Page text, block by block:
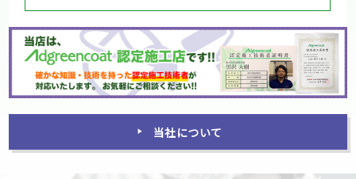
当社について